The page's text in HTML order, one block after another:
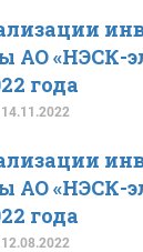
«НЭСК-
года
14.11.2022
«НЭСК-
года
12.08.2022